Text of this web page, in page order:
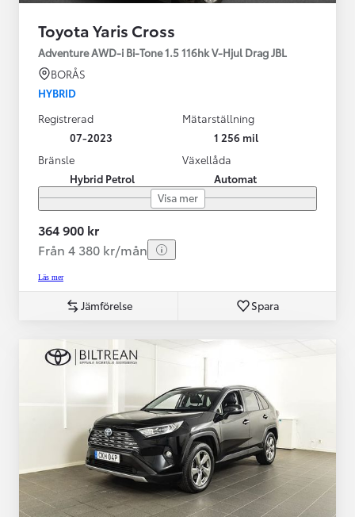
Toyota Yaris Cross
Adventure AWD-i Bi-Tone 1.5 116hk V-Hjul Drag JBL
BORÅS
HYBRID
Registrerad
07-2023
Mätarställning
1 256 mil
Bränsle
Hybrid Petrol
Växellåda
Automat
Visa mer
364 900 kr
Från 4 380 kr/mån
Läs mer
Jämförelse Spara